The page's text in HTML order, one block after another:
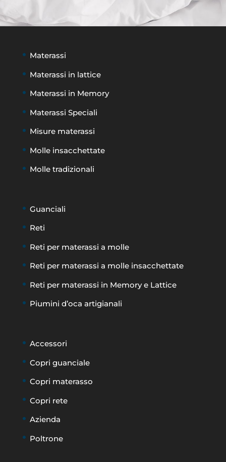
Materassi
Materassi in lattice
Materassi in Memory
Materassi Speciali
Misure materassi
Molle insacchettate
Molle tradizionali
Guanciali
Reti
Reti per materassi a molle
Reti per materassi a molle insacchettate
Reti per materassi in Memory e Lattice
Piumini d’oca artigianali
Accessori
Copri guanciale
Copri materasso
Copri rete
Azienda
Poltrone